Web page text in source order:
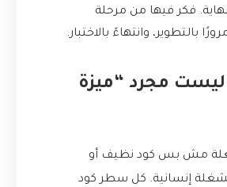
فكر فيها من مرحلة
بالتطوير، وانتهاءً بالاختبار.
ليست مجرد “ميزة
مش بس كود نظيف أو
إنسانية. كل سطر كود